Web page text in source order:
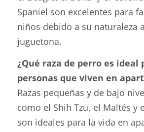
Spaniel son excelentes para
niños debido a su naturaleza
juguetona.
¿Qué raza de perro es ideal
personas que viven en
Razas pequeñas y de bajo
como el Shih Tzu, el Maltés y
son ideales para la vida en